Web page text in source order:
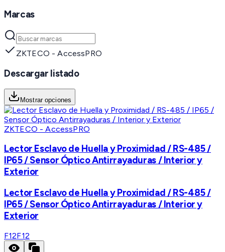
Marcas
ZKTECO - AccessPRO
Descargar listado
Mostrar opciones
ZKTECO - AccessPRO
Lector Esclavo de Huella y Proximidad / RS-485 /
IP65 / Sensor Óptico Antirrayaduras / Interior y
Exterior
Lector Esclavo de Huella y Proximidad / RS-485 /
IP65 / Sensor Óptico Antirrayaduras / Interior y
Exterior
F12F12